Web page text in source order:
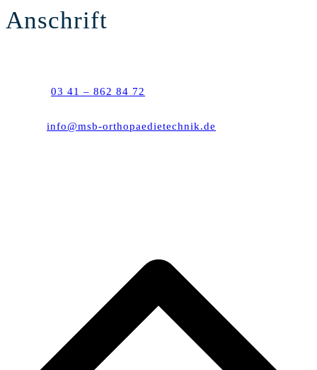
Anschrift
03 41 – 862 84 72
info@msb-orthopaedietechnik.de